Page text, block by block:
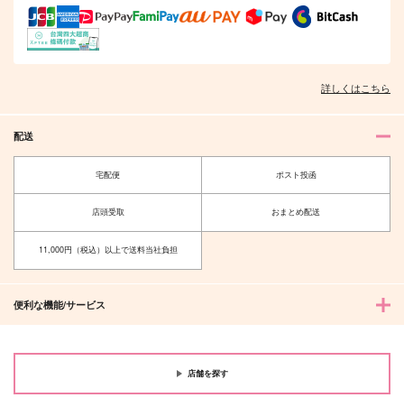
詳しくはこちら
配送
宅配便 ポスト投函
店頭受取 おまとめ配送
11,000円（税込）以上で送料当社負担
便利な機能/サービス
店舗を探す